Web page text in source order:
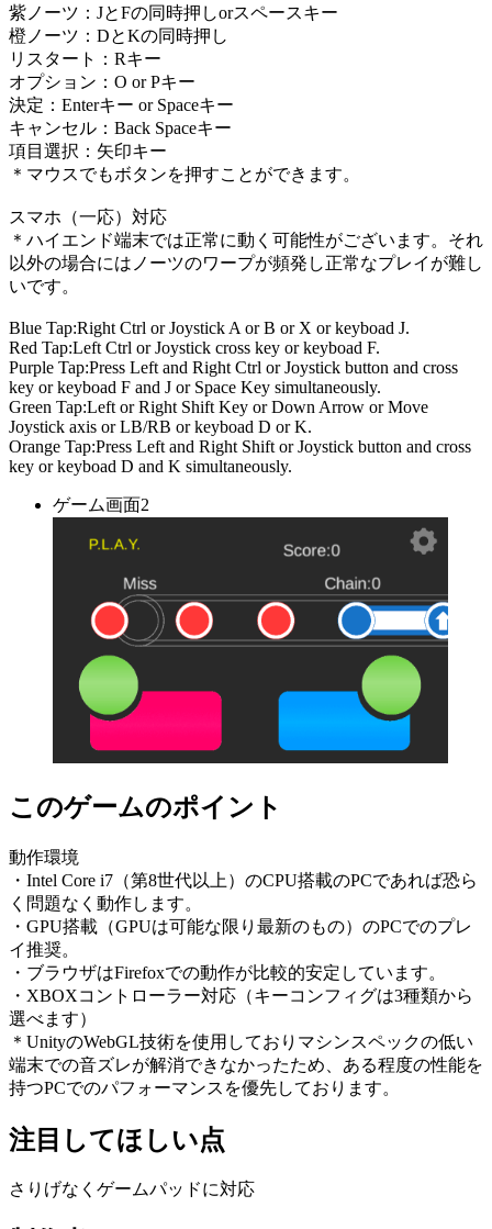
紫ノーツ：JとFの同時押しorスペースキー
橙ノーツ：DとKの同時押し
リスタート：Rキー
オプション：O or Pキー
決定：Enterキー or Spaceキー
キャンセル：Back Spaceキー
項目選択：矢印キー
＊マウスでもボタンを押すことができます。
スマホ（一応）対応
＊ハイエンド端末では正常に動く可能性がございます。それ
以外の場合にはノーツのワープが頻発し正常なプレイが難し
いです。
Blue Tap:Right Ctrl or Joystick A or B or X or keyboad J.
Red Tap:Left Ctrl or Joystick cross key or keyboad F.
Purple Tap:Press Left and Right Ctrl or Joystick button and cross
key or keyboad F and J or Space Key simultaneously.
Green Tap:Left or Right Shift Key or Down Arrow or Move
Joystick axis or LB/RB or keyboad D or K.
Orange Tap:Press Left and Right Shift or Joystick button and cross
key or keyboad D and K simultaneously.
ゲーム画面2
このゲームのポイント
動作環境
・Intel Core i7（第8世代以上）のCPU搭載のPCであれば恐ら
く問題なく動作します。
・GPU搭載（GPUは可能な限り最新のもの）のPCでのプレ
イ推奨。
・ブラウザはFirefoxでの動作が比較的安定しています。
・XBOXコントローラー対応（キーコンフィグは3種類から
選べます）
＊UnityのWebGL技術を使用しておりマシンスペックの低い
端末での音ズレが解消できなかったため、ある程度の性能を
持つPCでのパフォーマンスを優先しております。
注目してほしい点
さりげなくゲームパッドに対応